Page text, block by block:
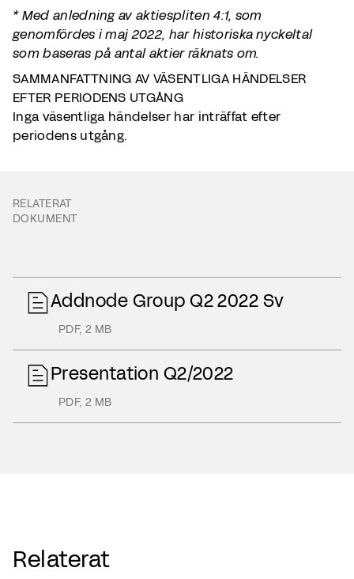
* Med anledning av aktiespliten 4:1, som
genomfördes i maj 2022, har historiska nyckeltal
som baseras på antal aktier räknats om.
SAMMANFATTNING AV VÄSENTLIGA HÄNDELSER
EFTER PERIODENS UTGÅNG
Inga väsentliga händelser har inträffat efter
periodens utgång.
RELATERAT
DOKUMENT
Addnode Group Q2 2022 Sv
PDF,2 MB
Presentation Q2/2022
PDF,2 MB
Relaterat